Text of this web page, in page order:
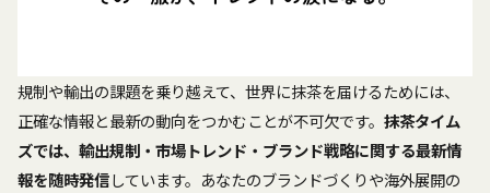
規制や輸出の課題を乗り越えて、世界に抹茶を届けるためには、
正確な情報と最新の動向をつかむことが不可欠です。 抹茶タイム
ズでは、輸出規制・市場トレンド・ブランド戦略に関する最新情
報を随時発信しています。あなたのブランドづくりや海外展開の